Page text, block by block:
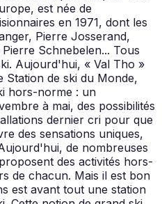
est née de
en 1971, dont les
Pierre Josserand,
Schnebelen... Tous
Aujourd'hui, « Val Tho »
Station de ski du Monde,
hors-norme : un
à mai, des possibilités
dernier cri pour que
des sensations uniques,
de nombreuses
des activités hors-
de chacun. Mais il est bon
est avant tout une station